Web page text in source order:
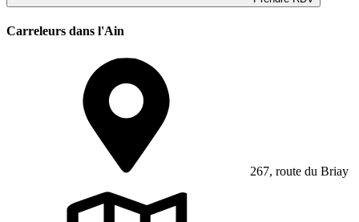
Carreleurs dans l'Ain
267, route du Briay